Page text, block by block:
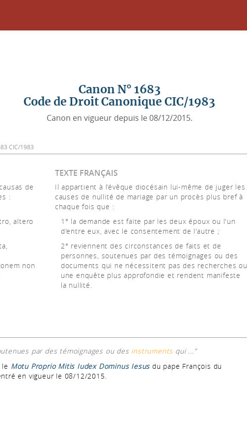
Canon N° 1683
Code de Droit Canonique CIC/1983
Canon en vigueur depuis le 08/12/2015.
CIC/1983
de
:
TEXTE FRANÇAIS
Il appartient à l’évêque diocésain lui-même de juger les
causes de nullité de mariage par un procès plus bref à
chaque fois que :
altero
1° la demande est faite par les deux époux ou l'un
d'entre eux, avec le consentement de l'autre ;
non
2° reviennent des circonstances de faits et de
personnes, soutenues par des témoignages ou des
documents qui ne nécessitent pas des recherches ou
une enquête plus approfondie et rendent manifeste
la nullité.
par des témoignages ou des instruments qui ..."
Motu Proprio Mitis Iudex Dominus Iesus du pape François du
en vigueur le 08/12/2015.